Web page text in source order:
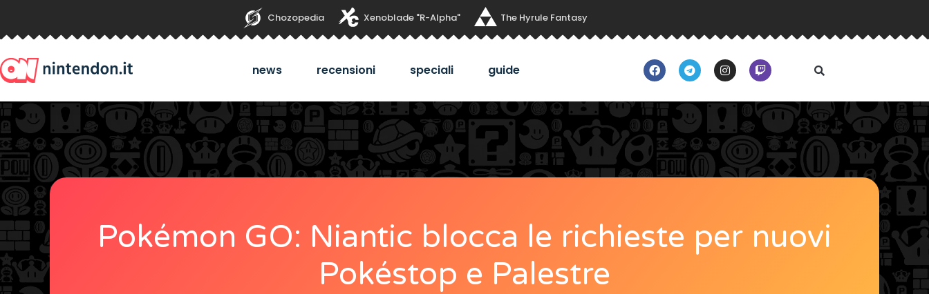
Chozopedia Xenoblade "R-Alpha" The Hyrule Fantasy
news recensioni speciali guide
Pokémon GO: Niantic blocca le richieste per nuovi
Pokéstop e Palestre